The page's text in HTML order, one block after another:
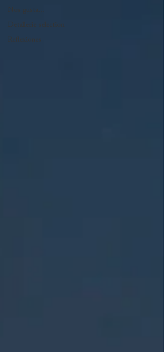
Nos gusta...
Detallerie selection
Reflexiones